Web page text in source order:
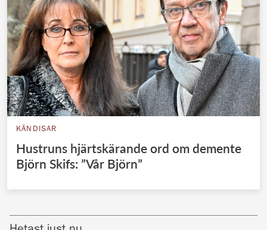
KÄNDISAR
Hustruns hjärtskärande ord om demente
Björn Skifs: ”Vår Björn”